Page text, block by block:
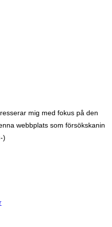
mig med fokus på den
webbplats som försökskanin
)